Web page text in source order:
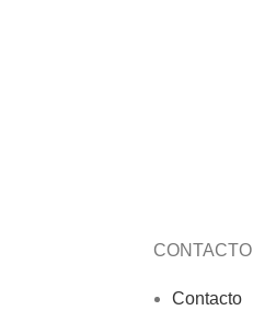
CONTACTO
Contacto